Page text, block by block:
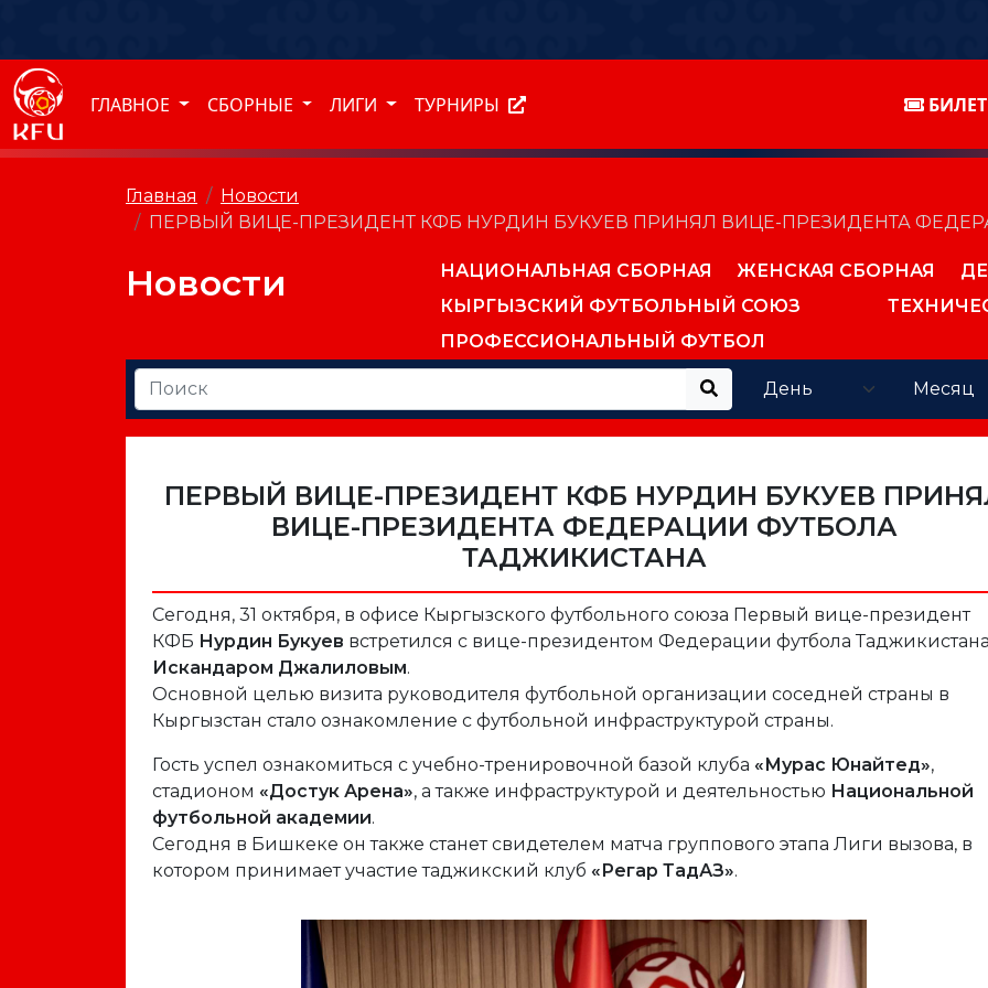
ГЛАВНОЕ СБОРНЫЕ ЛИГИ ТУРНИРЫ
Главная
Новости
ПЕРВЫЙ ВИЦЕ-ПРЕЗИДЕНТ КФБ НУРДИН БУКУЕВ ПРИНЯЛ ВИЦЕ-ПРЕЗИДЕНТА
Новости НАЦИОНАЛЬНАЯ СБОРНАЯ ЖЕНСКАЯ СБОРНАЯ
КЫРГЫЗСКИЙ ФУТБОЛЬНЫЙ СОЮЗ
ПРОФЕССИОНАЛЬНЫЙ ФУТБОЛ
ПЕРВЫЙ ВИЦЕ-ПРЕЗИДЕНТ КФБ НУРДИН БУКУЕВ
ВИЦЕ-ПРЕЗИДЕНТА ФЕДЕРАЦИИ ФУТБОЛА
ТАДЖИКИСТАНА
Сегодня, 31 октября, в офисе Кыргызского футбольного союза Первый вице-президент
КФБ Нурдин Букуев встретился с вице-президентом Федерации футбола
Искандаром Джалиловым.
Основной целью визита руководителя футбольной организации соседней страны в
Кыргызстан стало ознакомление с футбольной инфраструктурой страны.
Гость успел ознакомиться с учебно-тренировочной базой клуба «Мурас Юнайтед»,
стадионом «Достук Арена», а также инфраструктурой и деятельностью Национальной
футбольной академии.
Сегодня в Бишкеке он также станет свидетелем матча группового этапа Лиги вызова, в
котором принимает участие таджикский клуб «Регар ТадАЗ».